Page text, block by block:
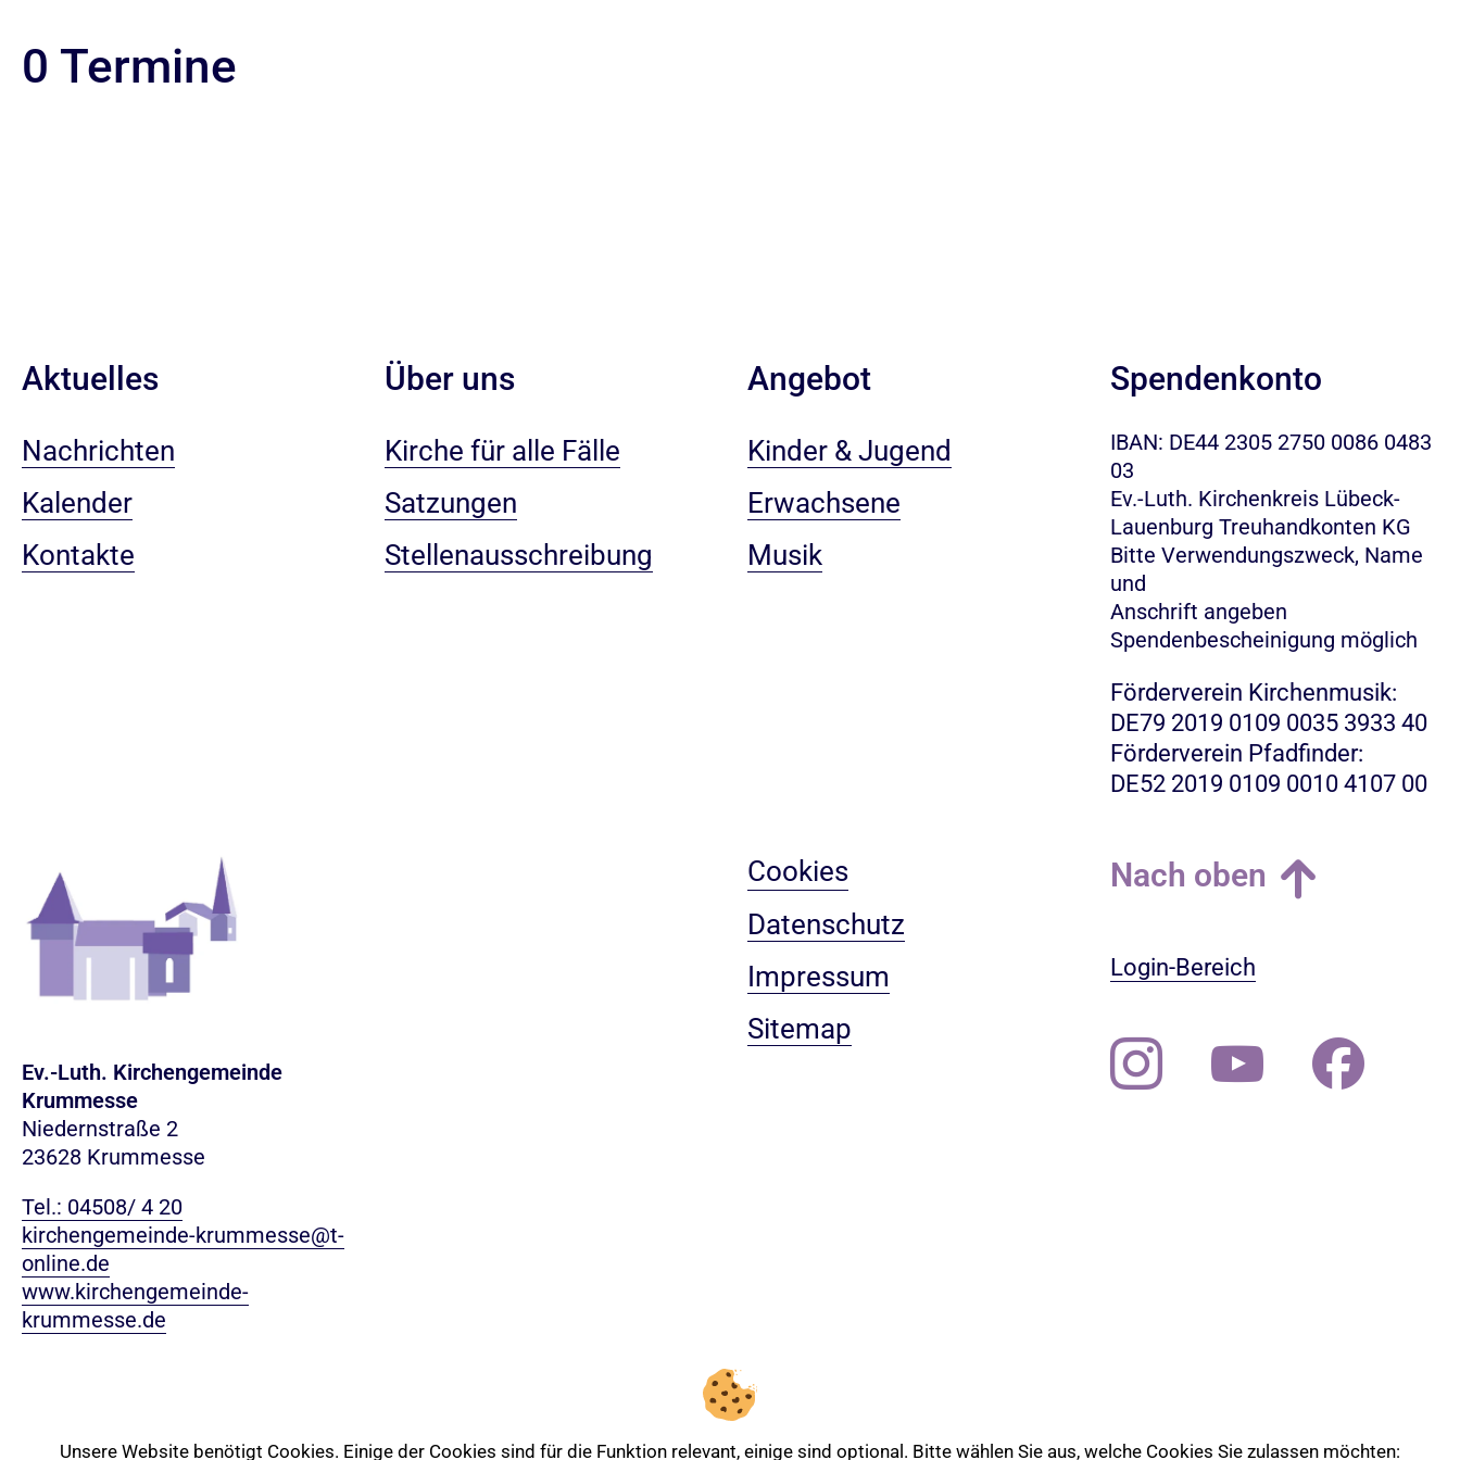
0 Termine
Aktuelles
Nachrichten
Kalender
Kontakte
Über uns
Kirche für alle Fälle
Satzungen
Stellenausschreibung
Angebot
Kinder & Jugend
Erwachsene
Musik
Spendenkonto
IBAN: DE44 2305 2750 0086 0483
03
Ev.-Luth. Kirchenkreis Lübeck-
Lauenburg Treuhandkonten KG
Bitte Verwendungszweck, Name
und
Anschrift angeben
Spendenbescheinigung möglich
Förderverein Kirchenmusik:
DE79 2019 0109 0035 3933 40
Förderverein Pfadfinder:
DE52 2019 0109 0010 4107 00
Ev.-Luth. Kirchengemeinde
Krummesse
Niedernstraße 2
23628 Krummesse
Tel.: 04508/ 4 20
kirchengemeinde-krummesse@t-
online.de
www.kirchengemeinde-
krummesse.de
Cookies
Datenschutz
Impressum
Sitemap
Nach oben
Login-Bereich
Unsere Website benötigt Cookies. Einige der Cookies sind für die Funktion relevant, einige sind optional. Bitte wählen Sie aus, welche Cookies Sie zulassen möchten: